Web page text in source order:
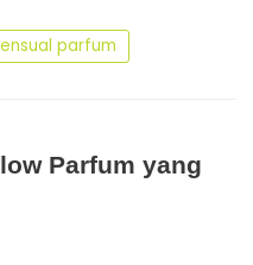
parfum
Parfum yang